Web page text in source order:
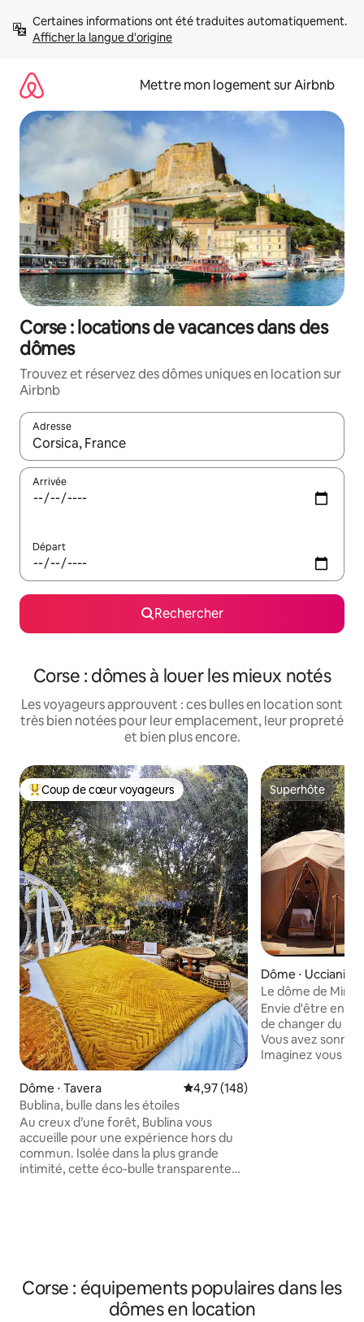
directement
Afficher la langue d'origine
Mettre mon logement sur Airbnb
Corse : locations de vacances dans des
dômes
Trouvez et réservez des dômes uniques en location sur
Airbnb
Adresse
Lorsque les résultats s'affichent, utilisez les flèches vers le
Arrivée
Départ
Rechercher
Corse : dômes à louer les mieux notés
Les voyageurs approuvent : ces bulles en location sont
très bien notées pour leur emplacement, leur propreté
et bien plus encore.
Coups de cœur voyageurs les plus appréciés
Coup de cœur voyageurs
Dôme ⋅ Tavera Évaluation moyenne sur la
4,97 (148)
Bublina, bulle dans les étoiles
Au creux d’une forêt, Bublina vous
accueille pour une expérience hors du
commun. Isolée dans la plus grande
intimité, cette éco-bulle transparente
permettra d’apprécier le ciel et le calme
à toute heure. Couché dans un lit king
size, lumières éteintes, laissez-vous
Superhôte
Superhôte
Dôme ⋅ Ucciani
Le dôme de Mimi
Envie d'être en
de changer du
Vous avez sonné
Imaginez vous
Corse : équipements populaires dans les
dômes en location